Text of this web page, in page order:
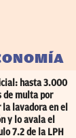
hasta 3.000
de multa por
la lavadora en el
y lo avala el
7.2 de la LPH